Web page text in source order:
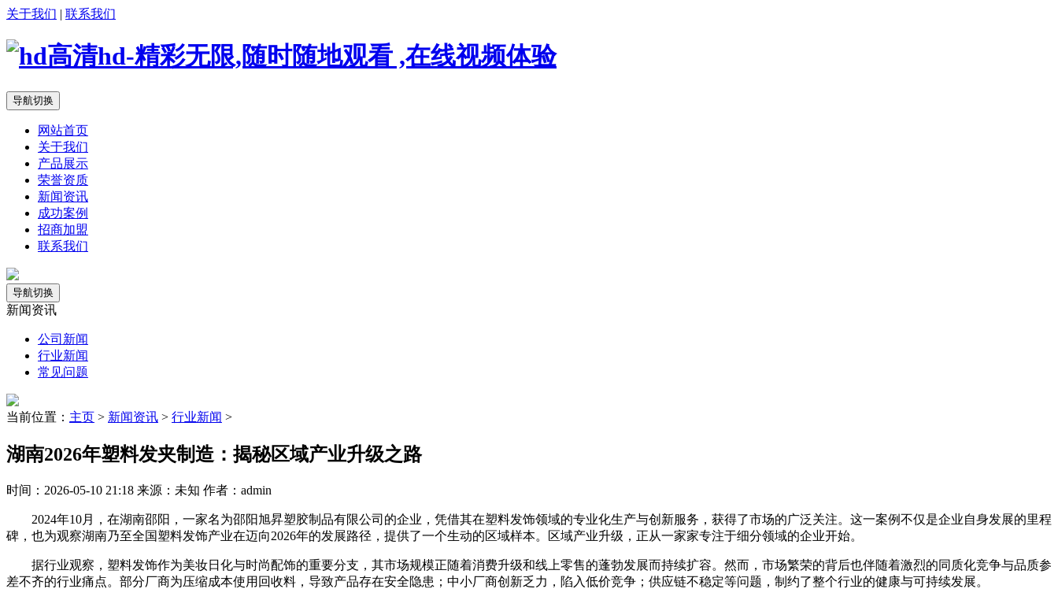
关于我们 | 联系我们
导航切换
网站首页
关于我们
产品展示
荣誉资质
新闻资讯
成功案例
招商加盟
联系我们
导航切换
新闻资讯
公司新闻
行业新闻
常见问题
当前位置： 主页 > 新闻资讯 > 行业新闻 >
湖南2026年塑料发夹制造：揭秘区域产业升级之路
时间：2026-05-10 21:18 来源：未知 作者：admin
2024年10月，在湖南邵阳，一家名为邵阳旭昇塑胶制品有限公司的企业，凭借其在塑料发饰领域的专业化生产与创新服务，获得了市场的广泛关注。这一案例不仅是企业自身发展的里程
碑，也为观察湖南乃至全国塑料发饰产业在迈向2026年的发展路径，提供了一个生动的区域样本。区域产业升级，正从一家家专注于细分领域的企业开始。
据行业观察，塑料发饰作为美妆日化与时尚配饰的重要分支，其市场规模正随着消费升级和线上零售的蓬勃发展而持续扩容。然而，市场繁荣的背后也伴随着激烈的同质化竞争与品质参
差不齐的行业痛点。部分厂商为压缩成本使用回收料，导致产品存在安全隐患；中小厂商创新乏力，陷入低价竞争；供应链不稳定等问题，制约了整个行业的健康与可持续发展。